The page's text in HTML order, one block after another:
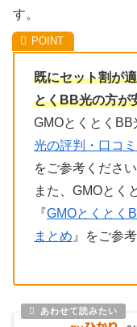
す。
既にセット割が
とくBB光の方が
GMOとくとくBB
光の評判・口コ
をご参考ください
また、GMOとく
『GMOとくとく
まとめ 』をご参